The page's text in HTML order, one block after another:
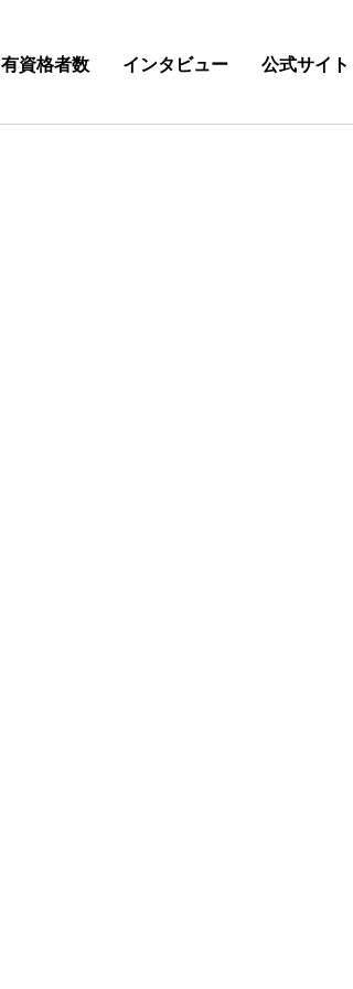
有資格者数 インタビュー 公式サイト